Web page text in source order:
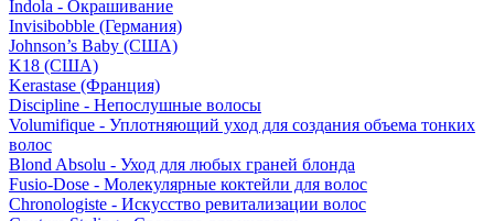
Indola - Окрашивание
Invisibobble (Германия)
Johnson’s Baby (США)
K18 (США)
Kerastase (Франция)
Discipline - Непослушные волосы
Volumifique - Уплотняющий уход для создания объема тонких
волос
Blond Absolu - Уход для любых граней блонда
Fusio-Dose - Молекулярные коктейли для волос
Chronologiste - Искусство ревитализации волос